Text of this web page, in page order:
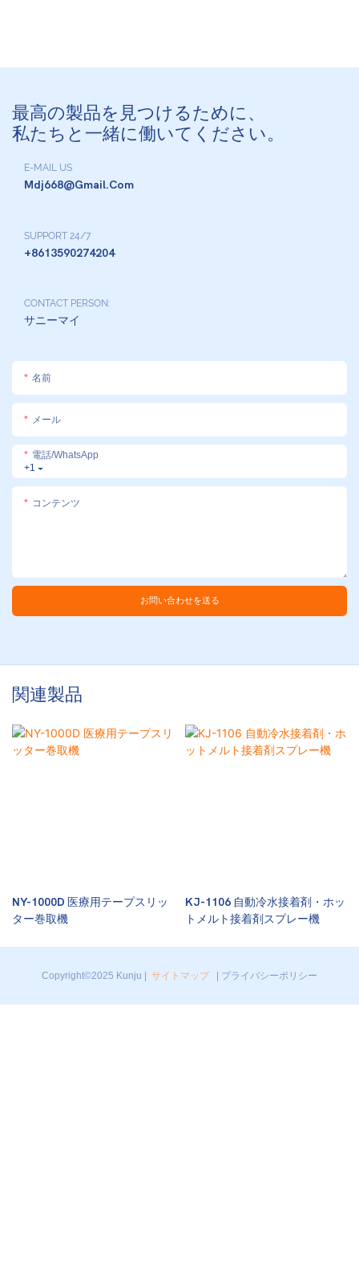
最高の製品を見つけるために、
私たちと一緒に働いてください。
E-MAIL US
Mdj668@gmail.com
SUPPORT 24/7
+8613590274204
CONTACT PERSON:
サニーマイ
名前
メール
+1
電話/WhatsApp
コンテンツ
お問い合わせを送る
関連製品
NY-1000D 医療用テープスリッ
ター巻取機
KJ-1106 自動冷水接着剤・ホッ
トメルト接着剤スプレー機
Copyright©2025 Kunju | サイトマップ | プライバシーポリシー